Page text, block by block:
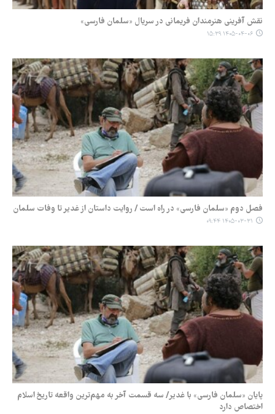
نقش آفرینی هنرمندان فریمانی در سریال «سلمان فارسی»
۱۴۰۵-۰۴-۰۶ ۱۵:۳۹
فصل دوم «سلمان فارسی» در راه است / روایت داستان از غدیر تا وفات سلمان
۱۴۰۵-۰۳-۳۱ ۰۹:۴۴
پایان «سلمان فارسی» با غدیر/ سه قسمت آخر به مهم‌ترین واقعه تاریخ اسلام
اختصاص دارد